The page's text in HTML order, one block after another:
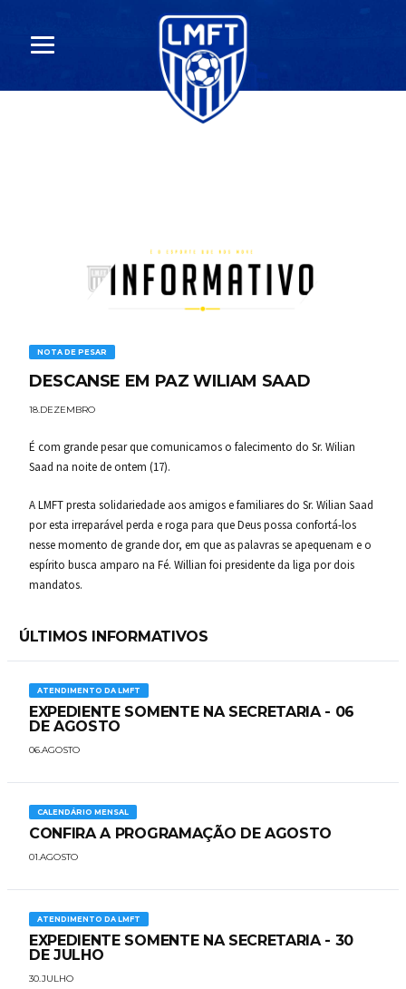
NOTA DE PESAR
DESCANSE EM PAZ WILIAM SAAD
18.DEZEMBRO
É com grande pesar que comunicamos o falecimento do Sr. Wilian
Saad na noite de ontem (17).
A LMFT presta solidariedade aos amigos e familiares do Sr. Wilian Saad
por esta irreparável perda e roga para que Deus possa confortá-los
nesse momento de grande dor, em que as palavras se apequenam e o
espírito busca amparo na Fé. Willian foi presidente da liga por dois
mandatos.
ÚLTIMOS INFORMATIVOS
ATENDIMENTO DA LMFT
EXPEDIENTE SOMENTE NA SECRETARIA - 06
DE AGOSTO
06.AGOSTO
CALENDÁRIO MENSAL
CONFIRA A PROGRAMAÇÃO DE AGOSTO
01.AGOSTO
ATENDIMENTO DA LMFT
EXPEDIENTE SOMENTE NA SECRETARIA - 30
DE JULHO
30.JULHO